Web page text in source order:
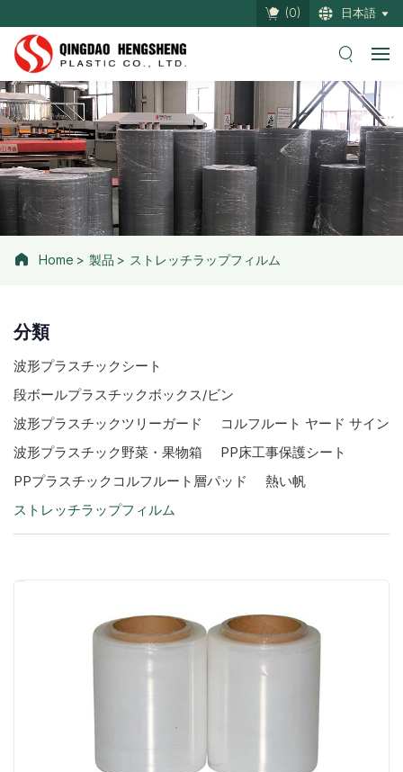
日本語
(0)
Home 製品 ストレッチラップフィルム
分類
波形プラスチックシート
段ボールプラスチックボックス/ビン
波形プラスチックツリーガード
コルフルート ヤード サイン
波形プラスチック野菜・果物箱
PP床工事保護シート
PPプラスチックコルフルート層パッド
熱い帆
ストレッチラップフィルム